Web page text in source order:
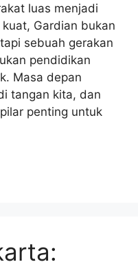
luas menjadi
Gardian bukan
sebuah gerakan
pendidikan
Masa depan
tangan kita, dan
penting untuk